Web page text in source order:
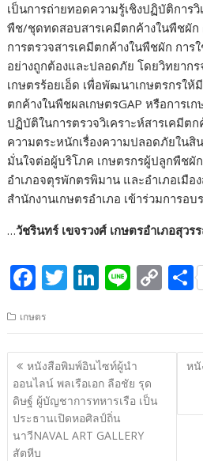
เป็นการถ่ายทอดความรู้เชิงปฏิบัติการ
พืช/ชุดทดสอบสารเคมีตกค้างในพืชผั
การตรวจสารเคมีตกค้างในพืชผัก กา
อย่างถูกต้องและปลอดภัย โดยวิทยาก
เกษตรร้อยเอ็ด เพื่อพัฒนาเกษตรกรให้
ตกค้างในพืชผลเกษตรGAPหรือการเ
ปฏิบัติในการตรวจวิเคราะห์สารเคมีต
ความตระหนักเรื่องความปลอดภัยในสิ
มั่นใจต่อผู้บริโภค เกษตรกรผู้ปลูกพืชผัก
อำเภอจตุรพักตรพิมาน และอำเภอเมือ
สำนักงานเกษตรอำเภอ เข้าร่วมการอ
…วัชรินทร์ เขจรวงศ์ เกษตรอำเภอสุว
F
e
b
o
o
k
T
itt
er
Li
k
e
dI
n
Li
e
C
p
y
เกษตร
แนะแนว
เรื่อง
หนังสือพิมพ์อินไซท์ผู้นำ
ออนไลน์ พลเรือเอก ลือชัย รุด
ดิษฐ์ ผู้บัญชาการทหารเรือ เป็น
ประธานเปิดหอศิลป์ถิ่น
นาวีNAVAL ART GALLERY
สัตหีบ
หนั